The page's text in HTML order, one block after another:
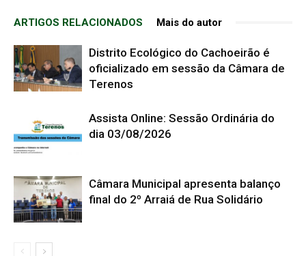
ARTIGOS RELACIONADOS Mais do autor
Distrito Ecológico do Cachoeirão é
oficializado em sessão da Câmara de
Terenos
Assista Online: Sessão Ordinária do
dia 03/08/2026
Câmara Municipal apresenta balanço
final do 2º Arraiá de Rua Solidário